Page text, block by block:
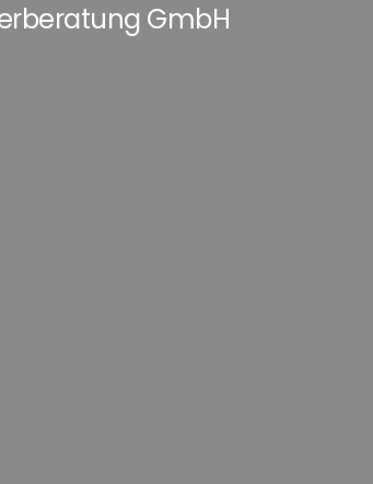
GmbH